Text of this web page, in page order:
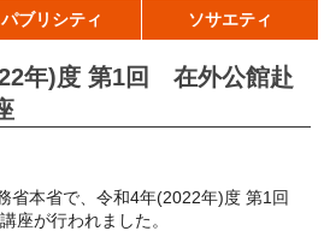
パブリシティ ソサエティ
年)度 第1回 在外公館赴
省本省で、令和4年(2022年)度 第1回
座が行われました。